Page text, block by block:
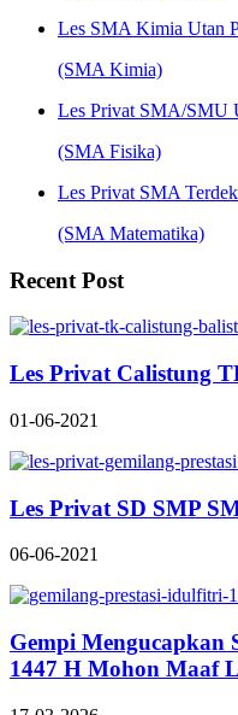
Les SMA Kimia Utan
(SMA Kimia)
Les Privat SMA/SMU
(SMA Fisika)
Les Privat SMA
(SMA Matematika)
Recent Post
Les Privat Calistung
01-06-2021
Les Privat SD SMP
06-06-2021
Gempi
1447 H Mohon Maaf